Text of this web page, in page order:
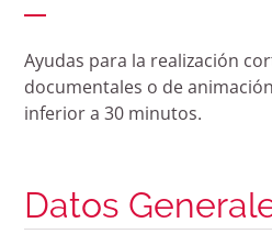
Ayudas para la realización
documentales o de
inferior a 30 minutos.
Datos